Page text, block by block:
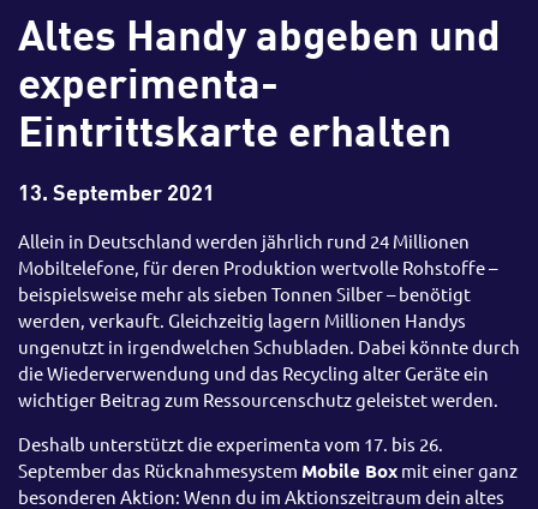
Altes Handy abgeben und
experimenta-
Eintrittskarte erhalten
13. September 2021
Allein in Deutschland werden jährlich rund 24 Millionen
Mobiltelefone, für deren Produktion wertvolle Rohstoffe –
beispielsweise mehr als sieben Tonnen Silber – benötigt
werden, verkauft. Gleichzeitig lagern Millionen Handys
ungenutzt in irgendwelchen Schubladen. Dabei könnte durch
die Wiederverwendung und das Recycling alter Geräte ein
wichtiger Beitrag zum Ressourcenschutz geleistet werden.
Deshalb unterstützt die experimenta vom 17. bis 26.
September das Rücknahmesystem Mobile Box mit einer ganz
besonderen Aktion: Wenn du im Aktionszeitraum dein altes